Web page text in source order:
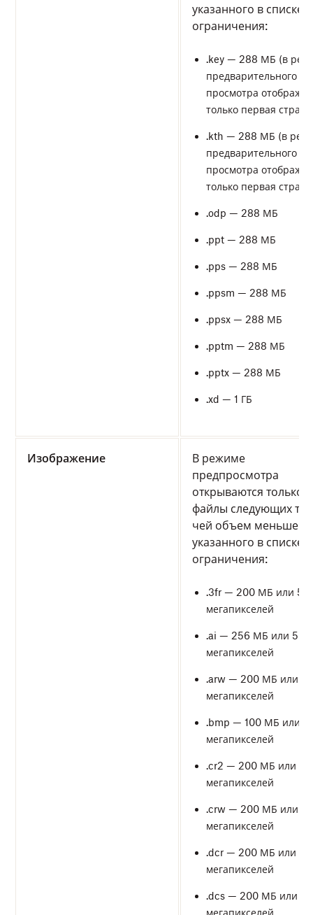
указанного в списке
ограничения:
.key — 288 МБ (в
предварительного
просмотра
только первая
.kth — 288 МБ (в
предварительного
просмотра
только первая
.odp — 288 МБ
.ppt — 288 МБ
.pps — 288 МБ
.ppsm — 288 МБ
.ppsx — 288 МБ
.pptm — 288 МБ
.pptx — 288 МБ
.xd — 1 ГБ
Изображение
В режиме
предпросмотра
открываются только
файлы следующих
чей объем меньше
указанного в списке
ограничения:
.3fr — 200 МБ или 50
мегапикселей
.ai — 256 МБ или 50
мегапикселей
.arw — 200 МБ или 50
мегапикселей
.bmp — 100 МБ или
мегапикселей
.cr2 — 200 МБ или 50
мегапикселей
.crw — 200 МБ или 50
мегапикселей
.dcr — 200 МБ или 50
мегапикселей
.dcs — 200 МБ или 50
мегапикселей